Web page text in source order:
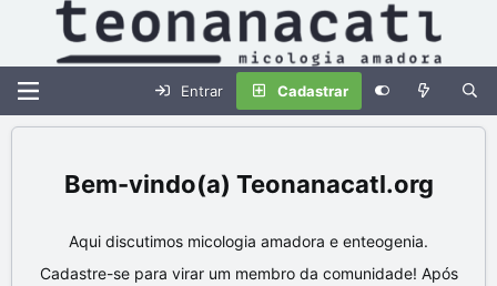
Entrar Cadastrar
Teonanacatl.org
Aqui discutimos micologia amadora e enteogenia.
Cadastre-se para virar um membro da comunidade! Após